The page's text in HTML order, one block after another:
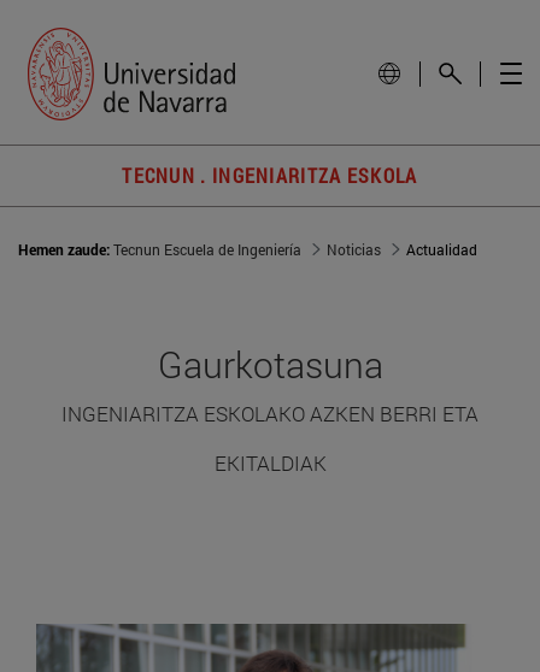
TECNUN . INGENIARITZA ESKOLA
Hemen zaude:Tecnun Escuela de Ingeniería Noticias Actualidad
Gaurkotasuna
INGENIARITZA ESKOLAKO AZKEN BERRI ETA
EKITALDIAK